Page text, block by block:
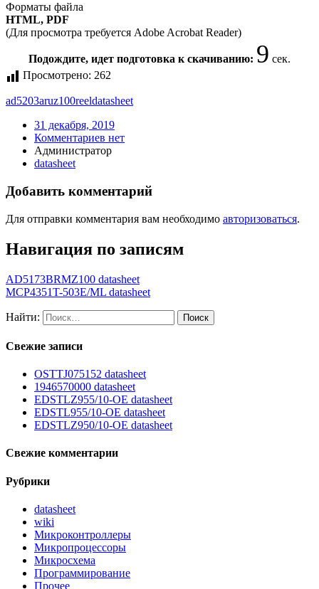
Форматы файла
HTML, PDF
(Для просмотра требуется Adobe Acrobat Reader)
Подождите, идет подготовка к скачиванию: 9 сек.
Просмотрено: 262
ad5203aruz100reeldatasheet
31 декабря, 2019
Комментариев нет
Администратор
datasheet
Добавить комментарий
Для отправки комментария вам необходимо авторизоваться.
Навигация по записям
AD5173BRMZ100 datasheet
MCP4351T-503E/ML datasheet
Найти:
Свежие записи
OSTTJ075152 datasheet
1946570000 datasheet
EDSTLZ955/10-OE datasheet
EDSTL955/10-OE datasheet
EDSTLZ950/10-OE datasheet
Свежие комментарии
Рубрики
datasheet
wiki
Микроконтроллеры
Микропроцессоры
Микросхема
Программирование
Прочее